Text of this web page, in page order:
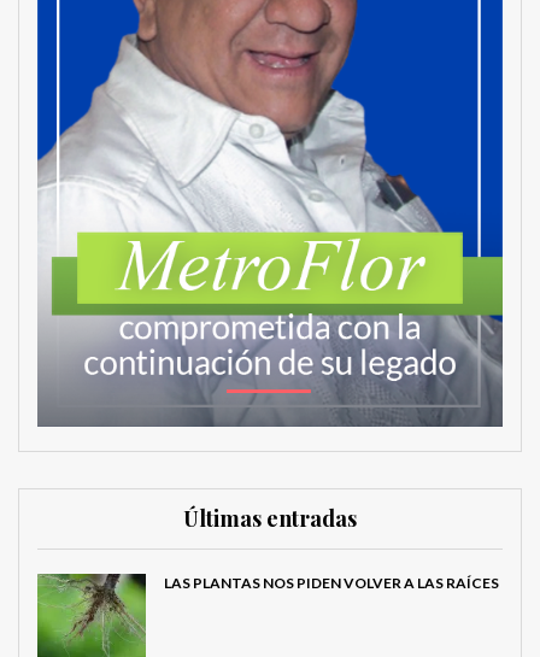
Últimas entradas
LAS PLANTAS NOS PIDEN VOLVER A LAS RAÍCES